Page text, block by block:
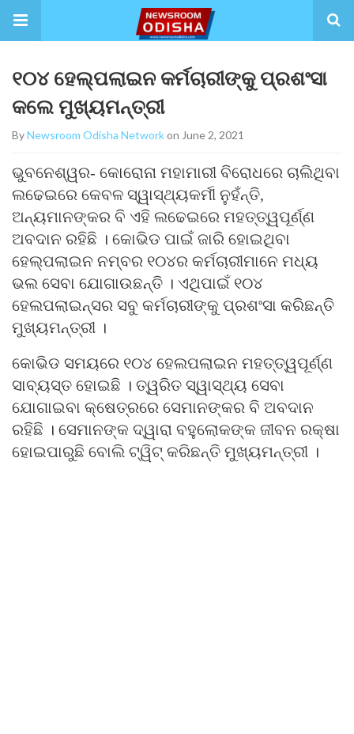
୧୦୪ ହେଲ୍ପଲାଇନ କର୍ମଚାରୀଙ୍କୁ ପ୍ରଶଂସା
କଲେ ମୁଖ୍ୟମନ୍ତ୍ରୀ
ByNewsroom Odisha Networkon June 2, 2021
ଭୁବନେଶ୍ୱର- କୋରୋନା ମହାମାରୀ ବିରୋଧରେ ଚାଲିଥିବା
ଲଢେଇରେ କେବଳ ସ୍ୱାସ୍ଥ୍ୟକର୍ମୀ ନୁହଁନ୍ତି,
ଅନ୍ୟମାନଙ୍କର ବି ଏହି ଲଢେଇରେ ମହତ୍ତ୍ୱପୂର୍ଣ୍ଣ
ଅବଦାନ ରହିଛି । କୋଭିଡ ପାଇଁ ଜାରି ହୋଇଥିବା
ହେଲ୍ପଲାଇନ ନମ୍ବର ୧୦୪ର କର୍ମଚାରୀମାନେ ମଧ୍ୟ
ଭଲ ସେବା ଯୋଗାଉଛନ୍ତି । ଏଥିପାଇଁ ୧୦୪
ହେଲପଲାଇନ୍ସର ସବୁ କର୍ମଚାରୀଙ୍କୁ ପ୍ରଶଂସା କରିଛନ୍ତି
ମୁଖ୍ୟମନ୍ତ୍ରୀ ।
କୋଭିଡ ସମୟରେ ୧୦୪ ହେଲପଲାଇନ ମହତ୍ତ୍ୱପୂର୍ଣ୍ଣ
ସାବ୍ୟସ୍ତ ହୋଇଛି । ତ୍ୱରିତ ସ୍ୱାସ୍ଥ୍ୟ ସେବା
ଯୋଗାଇବା କ୍ଷେତ୍ରରେ ସେମାନଙ୍କର ବି ଅବଦାନ
ରହିଛି । ସେମାନଙ୍କ ଦ୍ୱାରା ବହୁଲୋକଙ୍କ ଜୀବନ ରକ୍ଷା
ହୋଇପାରୁଛି ବୋଲି ଟ୍ୱିଟ୍ କରିଛନ୍ତି ମୁଖ୍ୟମନ୍ତ୍ରୀ ।